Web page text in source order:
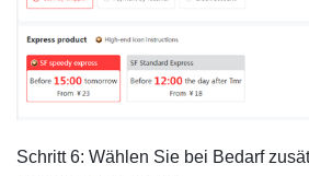
Schritt 6: Wählen Sie bei Bedarf